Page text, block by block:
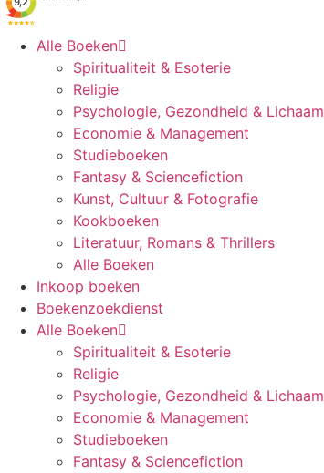
Alle Boeken
Spiritualiteit & Esoterie
Religie
Psychologie, Gezondheid & Lichaam
Economie & Management
Studieboeken
Fantasy & Sciencefiction
Kunst, Cultuur & Fotografie
Kookboeken
Literatuur, Romans & Thrillers
Alle Boeken
Inkoop boeken
Boekenzoekdienst
Alle Boeken
Spiritualiteit & Esoterie
Religie
Psychologie, Gezondheid & Lichaam
Economie & Management
Studieboeken
Fantasy & Sciencefiction